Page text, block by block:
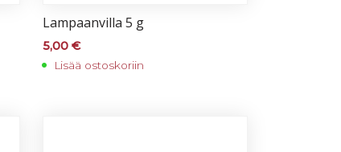
Lam­paan­vil­la 5 g
5,00€
Lisää ostoskoriin